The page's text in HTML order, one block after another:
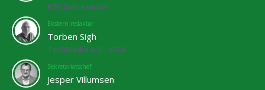
KTC Sekretariat
Ekstern redaktør
Torben Sigh
TechMedia A/S - 6769
Sekretariatschef
Jesper Villumsen